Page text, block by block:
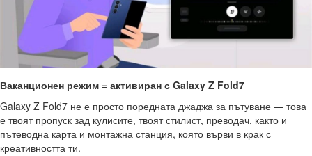
Ваканционен режим = активиран с Galaxy Z Fold7
Galaxy Z Fold7 не е просто поредната джаджа за пътуване — това
е твоят пропуск зад кулисите, твоят стилист, преводач, както и
пътеводна карта и монтажна станция, която върви в крак с
креативността ти.